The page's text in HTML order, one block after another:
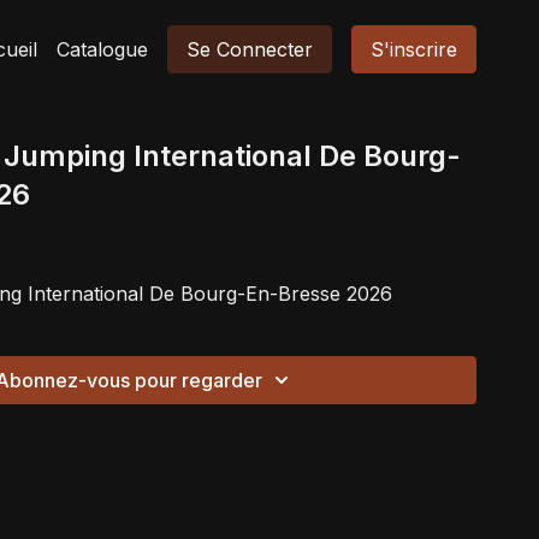
Catalogue Se Connecter S'inscrire
Jumping International De Bourg-
International De Bourg-En-Bresse 2026
vous pour regarder